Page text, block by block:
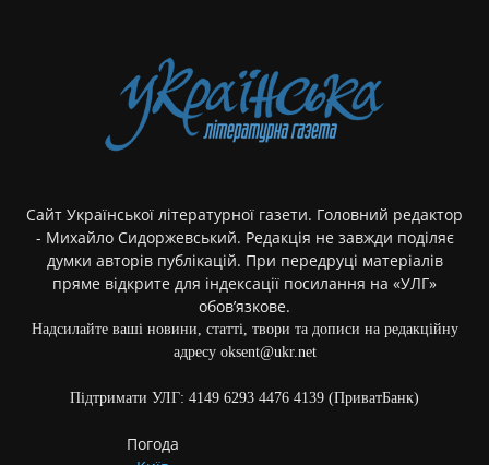
Сайт Української літературної газети. Головний редактор
- Михайло Сидоржевський. Редакція не завжди поділяє
думки авторів публікацій. При передруці матеріалів
пряме відкрите для індексації посилання на «УЛГ»
обов’язкове.
Надсилайте ваші новини, статті, твори та дописи на редакційну
адресу oksent@ukr.net
Підтримати УЛГ: 4149 6293 4476 4139 (ПриватБанк)
Погода